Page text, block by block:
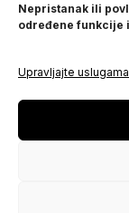
Nepristanak ili
određene funkcije
Upravljajte uslugama
POMOĆ
Politika privatnosti
PRATITE NAS
Instagram